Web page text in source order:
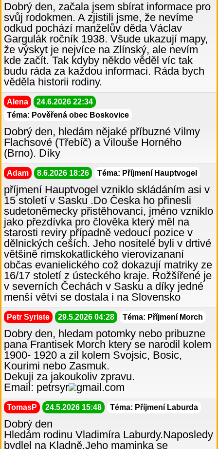
Dobrý den, začala jsem sbírat informace pro
svůj rodokmen. A zjistili jsme, že nevíme
odkud pochází manželův děda Václav
Gargulák ročník 1938. Všude ukazují mapy,
že výskyt je nejvíce na Zlínský, ale nevím
kde začít. Tak kdyby někdo věděl víc tak
budu ráda za každou informaci. Ráda bych
věděla historii rodiny.
Alena
24.6.2026 22:34
Téma: Pověřená obec Boskovice
Dobrý den, hledám nějaké příbuzné Vilmy
Flachsové (Třebíč) a Vilouše Horného
(Brno). Díky
Adam 8.6.2026 18:26 Téma: Příjmení Hauptvogel
příjmení Hauptvogel vzniklo skládáním asi v
15 století v Sasku .Do Česka ho přinesli
sudetoněmecky přistěhovanci, jméno vzniklo
jako přezdívka pro člověka který měl na
starosti reviry případně vedoucí pozice v
dělnických ceších. Jeho nositelé byli v drtivé
většině rimskokatlického vierovizananí
občas evanielického což dokazují matriky ze
16/17 století z ústeckého kraje. Rožšířené je
v severních Čechách v Sasku a díky jedné
menší větvi se dostala i na Slovensko
Petr Syriste 29.5.2026 04:28 Téma: Příjmení Morch
Dobry den, hledam potomky nebo pribuzne
pana Frantisek Morch ktery se narodil kolem
1900- 1920 a zil kolem Svojsic, Bosic,
Kourimi nebo Zasmuk.
Dekuji za jakoukoliv zpravu.
Email: petrsyr
gmail.com
TomasP 24.5.2026 15:48 Téma: Příjmení Laburda
Dobrý den
Hledám rodinu Vladimíra Laburdy.Naposledy
bydlel na Kladně.Jeho maminka se